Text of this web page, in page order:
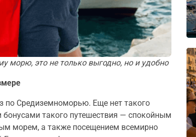
морю, это не только выгодно, но и удобно
по Средиземноморью. Еще нет такого
такого путешествия — спокойным
морем, а также посещением всемирно